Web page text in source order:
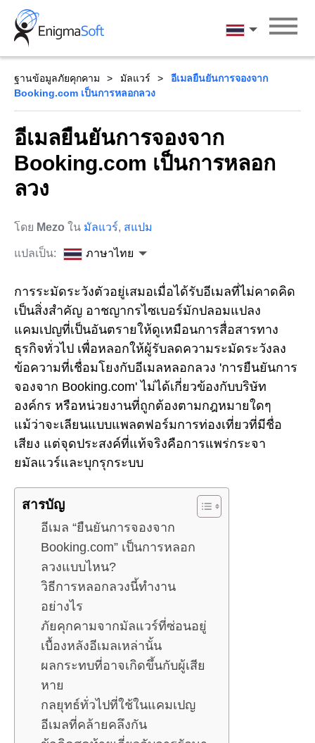
Skip
content
ภาษาไทย
ฐานข้อมูลภัยคุกคาม มัลแวร์
อีเมลยืนยันการจองจาก
Booking.com เป็นการหลอกลวง
อีเมลยืนยันการจองจาก
Booking.com เป็นการหลอก
ลวง
โดย Mezo ใน มัลแวร์, สแปม
แปลเป็น: ภาษาไทย
การระมัดระวังตัวอยู่เสมอเมื่อได้รับอีเมลที่ไม่คาดคิด
เป็นสิ่งสำคัญ อาชญากรไซเบอร์มักปลอมแปลง
แคมเปญที่เป็นอันตรายให้ดูเหมือนการสื่อสารทาง
ธุรกิจทั่วไป เพื่อหลอกให้ผู้รับลดความระมัดระวังลง
ข้อความที่เชื่อมโยงกับอีเมลหลอกลวง 'การยืนยันการ
จองจาก Booking.com' ไม่ได้เกี่ยวข้องกับบริษัท
องค์กร หรือหน่วยงานที่ถูกต้องตามกฎหมายใดๆ
แม้ว่าจะเลียนแบบแพลตฟอร์มการท่องเที่ยวที่มีชื่อ
เสียง แต่จุดประสงค์ที่แท้จริงคือการแพร่กระจา
ยมัลแวร์และบุกรุกระบบ
สารบัญ
อีเมล “ยืนยันการจองจาก
Booking.com” เป็นการหลอก
ลวงแบบไหน?
วิธีการหลอกลวงนี้ทำงาน
อย่างไร
ภัยคุกคามจากมัลแวร์ที่ซ่อนอยู่
เบื้องหลังอีเมลเหล่านั้น
ผลกระทบที่อาจเกิดขึ้นกับผู้เสีย
หาย
กลยุทธ์ทั่วไปที่ใช้ในแคมเปญ
อีเมลที่คล้ายคลึงกัน